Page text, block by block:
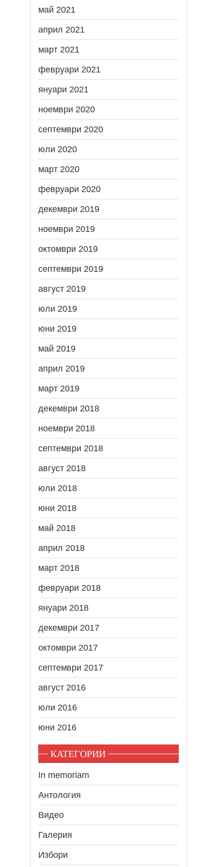
май 2021
април 2021
март 2021
февруари 2021
януари 2021
ноември 2020
септември 2020
юли 2020
март 2020
февруари 2020
декември 2019
ноември 2019
октомври 2019
септември 2019
август 2019
юли 2019
юни 2019
май 2019
април 2019
март 2019
декември 2018
ноември 2018
септември 2018
август 2018
юли 2018
юни 2018
май 2018
април 2018
март 2018
февруари 2018
януари 2018
декември 2017
октомври 2017
септември 2017
август 2016
юли 2016
юни 2016
КАТЕГОРИИ
In memoriam
Антология
Видео
Галерия
Избори